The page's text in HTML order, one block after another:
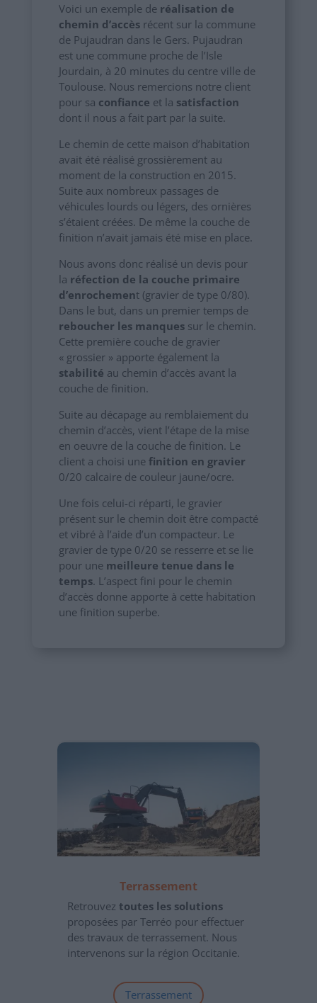
Voici un exemple de réalisation de
chemin d’accèsrécent sur la commune
de Pujaudran dans le Gers. Pujaudran
est une commune proche de l’Isle
Jourdain, à 20 minutes du centre ville de
Toulouse. Nous remercions notre client
pour sa confiance et la satisfaction
dont il nous a fait part par la suite.
Le chemin de cette maison d’habitation
avait été réalisé grossièrement au
moment de la construction en 2015.
Suite aux nombreux passages de
véhicules lourds ou légers, des ornières
s’étaient créées. De même la couche de
finition n’avait jamais été mise en place.
Nous avons donc réalisé un devis pour
la réfection de la couche primaire
d’enrochement (gravier de type 0/80).
Dans le but, dans un premier temps de
reboucher les manquessur le chemin.
Cette première couche de gravier
« grossier » apporte également la
stabilité au chemin d’accès avant la
couche de finition.
Suite au décapage au remblaiement du
chemin d’accès, vient l’étape de la mise
en oeuvre de la couche de finition. Le
client a choisi unefinition en gravier
0/20 calcaire de couleur jaune/ocre.
Une fois celui-ci réparti, le gravier
présent sur le chemin doit être compacté
et vibré à l’aide d’un compacteur. Le
gravier de type 0/20 se resserre et se lie
pour une meilleure tenue dans le
temps. L’aspect fini pour le chemin
d’accès donne apporte à cette habitation
une finition superbe.
Terrassement
Retrouvez toutes les solutions
proposées par Terréo pour effectuer
des travaux de terrassement. Nous
intervenons sur la région Occitanie.
Terrassement